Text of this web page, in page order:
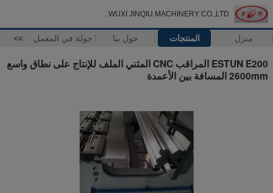
WUXI JINQIU MACHINERY CO.,LTD.
منزل المنتجات حول بنا جولة في المعمل >>
ESTUN E200 المراقب CNC المثني الملف للإنتاج على نطاق واسع
2600mm المسافة بين الأعمدة